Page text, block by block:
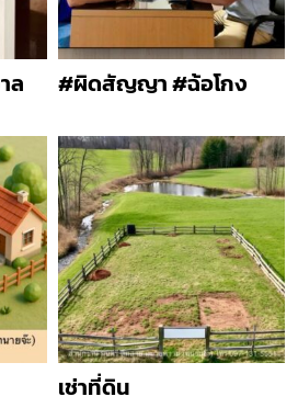
ล
#ผิดสัญญา #ฉ้อโกง
เช่าที่ดิน